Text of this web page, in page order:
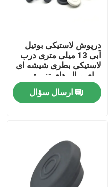
درپوش لاستیکی بوتیل
آبی 13 میلی متری درب
لاستیکی بطری شیشه ای
برای ویال های تزریق
ارسال سؤال